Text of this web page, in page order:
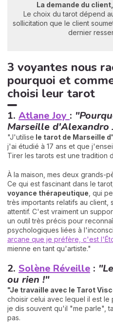
La demande du
Le choix du tarot dépend
sollicitation que le client
dernier
3 voyantes nous
pourquoi et
choisi leur tarot
1. Atlane Joy :
Marseille d'Alexandro
"J'utilise le tarot de Marseille
j'ai étudié à 17 ans et que
Tirer les tarots est une tradition
À la maison, mes deux grands-
Ce qui est fascinant dans le
voyance thérapeutique , qui
très importants relatifs au client,
attentif. C'est vraiment un
un outil très précis pour
psychologiques liées à
arcane que je préfère, c'est
mienne en tant qu'artiste."
2. Solène Réveille :
ou rien !"
"Je travaille avec le Tarot
choisir celui avec lequel il est le
je dis souvent qu'il "me parle",
pas.